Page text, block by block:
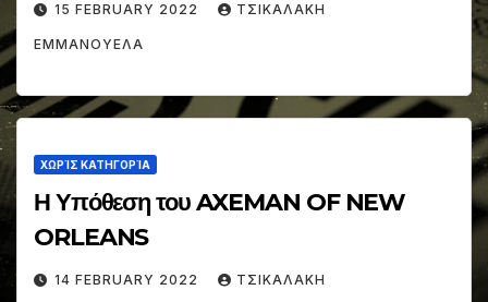
15 FEBRUARY 2022 ΤΣΙΚΑΛΑΚΗ
ΕΜΜΑΝΟΥΕΛΑ
ΧΩΡΊΣ ΚΑΤΗΓΟΡΊΑ
Η Υπόθεση του AXEMAN OF NEW
ORLEANS
14 FEBRUARY 2022 ΤΣΙΚΑΛΑΚΗ